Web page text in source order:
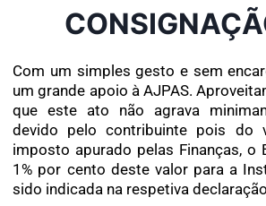
Com um simples gesto e sem
um grande apoio à AJPAS.
que este ato não agrava
devido pelo contribuinte pois do
imposto apurado pelas Finanças, o
1% por cento deste valor para a
sido indicada na respetiva